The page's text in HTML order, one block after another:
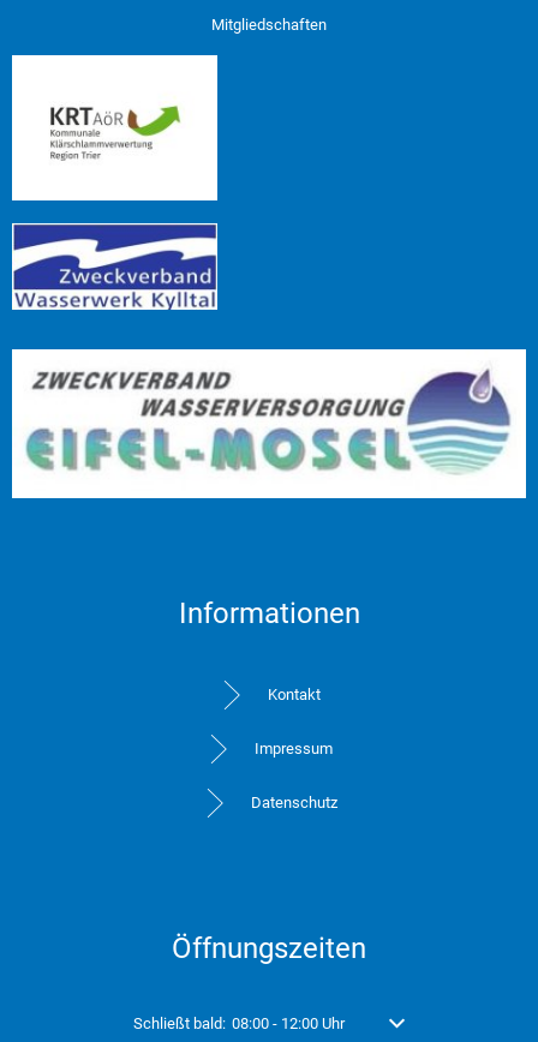
Mitgliedschaften
Informationen
Kontakt
Impressum
Datenschutz
Öffnungszeiten
Klicken, um weitere Öffnungs- oder Schließzeiten
Schließt bald: 08:00 - 12:00 Uhr Von 08:00 bis 12:00 Uhr